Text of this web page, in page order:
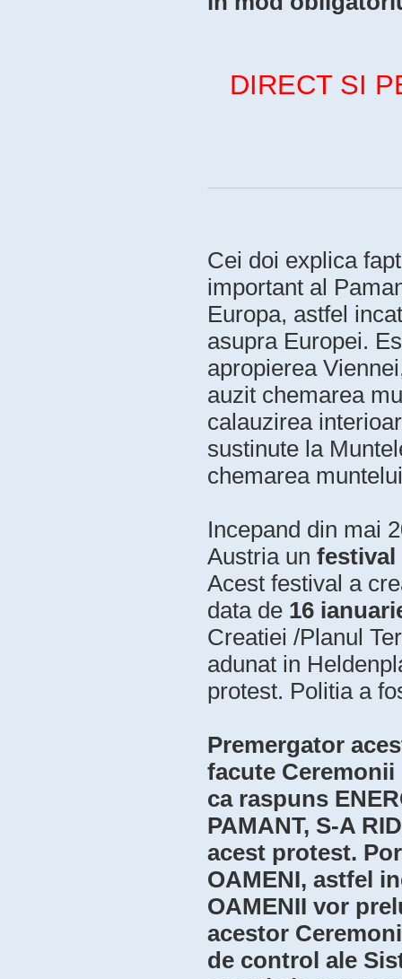
DIRECT SI
Cei doi explica
important al
Europa, astfel
asupra Europei.
apropierea
auzit chemarea
calauzirea
sustinute la
chemarea
Incepand din mai
Austria un festival
Acest festival a
data de 16
Creatiei /Planul
adunat in
protest. Politia a
Premergator
facute
ca raspuns
PAMANT, S-A
acest protest.
OAMENI, astfel
OAMENII vor
acestor
de control ale